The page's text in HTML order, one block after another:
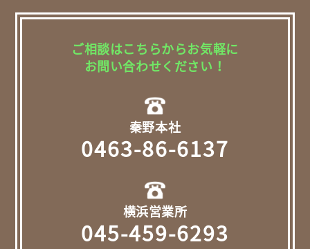
ご相談はこちらからお気軽に
お問い合わせください！
秦野本社
0463-86-6137
横浜営業所
045-459-6293